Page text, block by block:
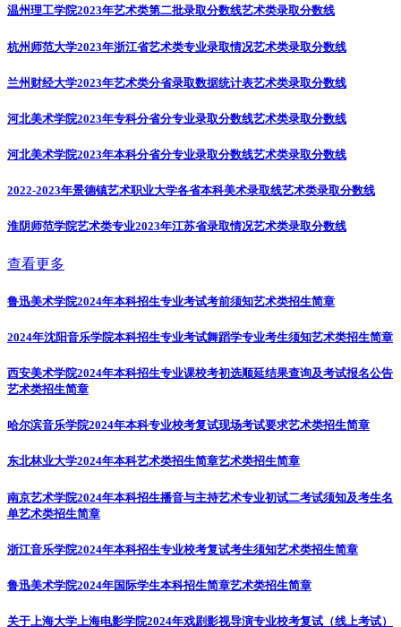
温州理工学院2023年艺术类第二批录取分数线艺术类录取分数线
杭州师范大学2023年浙江省艺术类专业录取情况艺术类录取分数线
兰州财经大学2023年艺术类分省录取数据统计表艺术类录取分数线
河北美术学院2023年专科分省分专业录取分数线艺术类录取分数线
河北美术学院2023年本科分省分专业录取分数线艺术类录取分数线
2022-2023年景德镇艺术职业大学各省本科美术录取线艺术类录取分数线
淮阴师范学院艺术类专业2023年江苏省录取情况艺术类录取分数线
查看更多
鲁迅美术学院2024年本科招生专业考试考前须知艺术类招生简章
2024年沈阳音乐学院本科招生专业考试舞蹈学专业考生须知艺术类招生简章
西安美术学院2024年本科招生专业课校考初选顺延结果查询及考试报名公告
艺术类招生简章
哈尔滨音乐学院2024年本科专业校考复试现场考试要求艺术类招生简章
东北林业大学2024年本科艺术类招生简章艺术类招生简章
南京艺术学院2024年本科招生播音与主持艺术专业初试二考试须知及考生名
单艺术类招生简章
浙江音乐学院2024年本科招生专业校考复试考生须知艺术类招生简章
鲁迅美术学院2024年国际学生本科招生简章艺术类招生简章
关于上海大学上海电影学院2024年戏剧影视导演专业校考复试（线上考试）